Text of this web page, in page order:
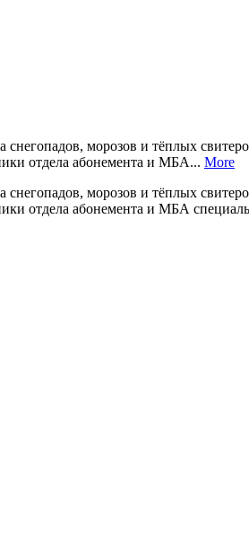
морозов и тёплых
отдела абонемента и МБА... More
морозов и тёплых
отдела абонемента и МБА